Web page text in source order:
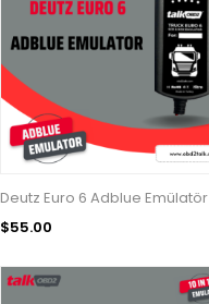
Deutz Euro 6 Adblue Emülatör
$55.00